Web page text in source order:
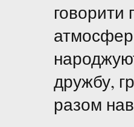
говорити
дружбу,
разом